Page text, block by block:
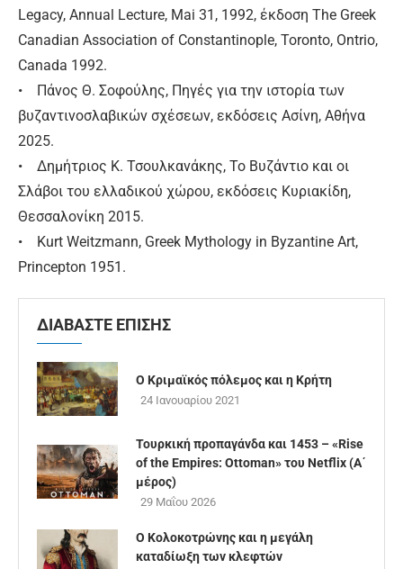
Legacy, Annual Lecture, Mai 31, 1992, έκδοση The Greek
Canadian Association of Constantinople, Toronto, Ontrio,
Canada 1992.
• Πάνος Θ. Σοφούλης, Πηγές για την ιστορία των
βυζαντινοσλαβικών σχέσεων, εκδόσεις Ασίνη, Αθήνα
2025.
• Δημήτριος Κ. Τσουλκανάκης, Το Βυζάντιο και οι
Σλάβοι του ελλαδικού χώρου, εκδόσεις Κυριακίδη,
Θεσσαλονίκη 2015.
• Kurt Weitzmann, Greek Mythology in Byzantine Art,
Princepton 1951.
ΔΙΑΒΑΣΤΕ ΕΠΙΣΗΣ
Ο Κριμαϊκός πόλεμος και η Κρήτη
24 Ιανουαρίου 2021
Τουρκική προπαγάνδα και 1453 – «Rise
of the Empires: Ottoman» του Netflix (Α΄
μέρος)
29 Μαΐου 2026
Ο Κολοκοτρώνης και η μεγάλη
καταδίωξη των κλεφτών